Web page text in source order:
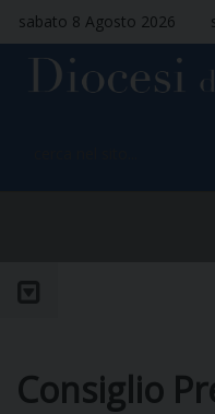
sabato 8 Agosto 2026
VESCOVO
Consiglio